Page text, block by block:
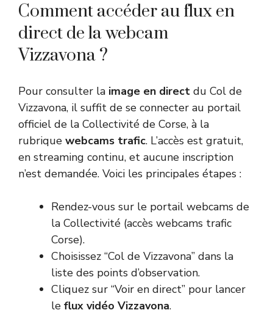
Comment accéder au flux en
direct de la webcam
Vizzavona ?
Pour consulter la image en direct du Col de
Vizzavona, il suffit de se connecter au portail
officiel de la Collectivité de Corse, à la
rubrique webcams trafic. L’accès est gratuit,
en streaming continu, et aucune inscription
n’est demandée. Voici les principales étapes :
Rendez-vous sur le portail webcams de
la Collectivité (accès webcams trafic
Corse).
Choisissez “Col de Vizzavona” dans la
liste des points d’observation.
Cliquez sur “Voir en direct” pour lancer
le flux vidéo Vizzavona.